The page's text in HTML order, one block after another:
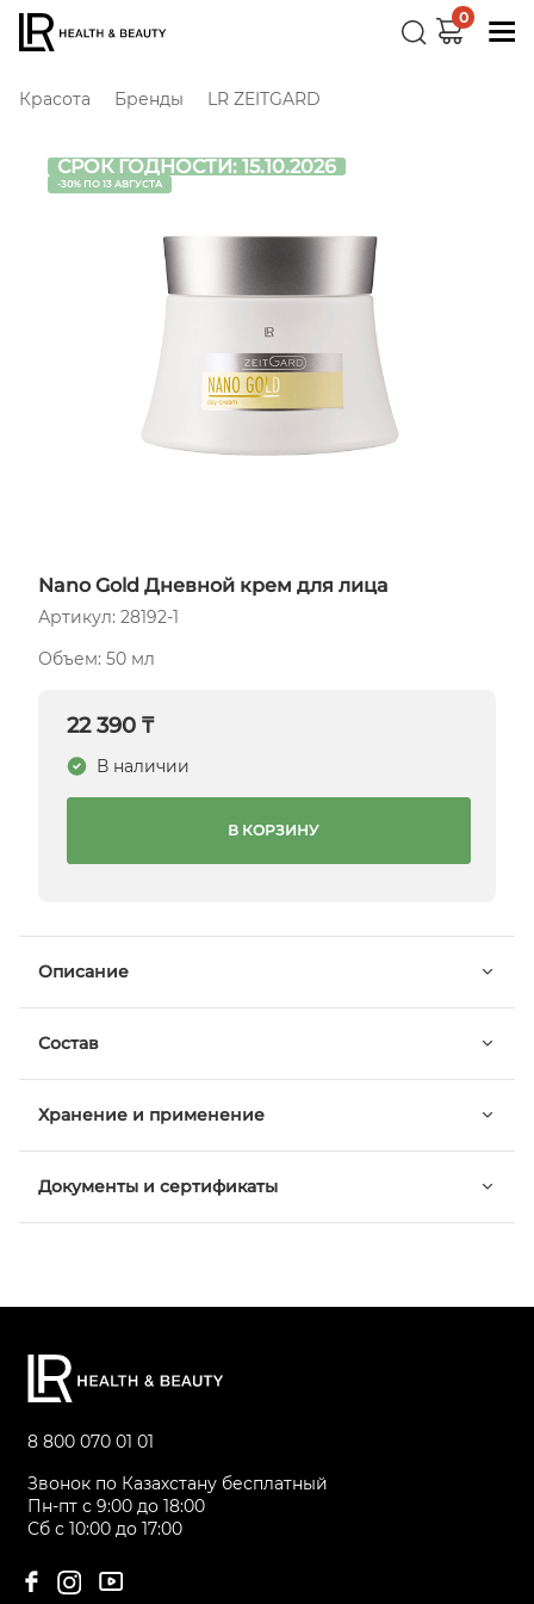
0
Красота Бренды LR ZEITGARD
СРОК ГОДНОСТИ: 15.10.2026
-30% ПО 13 АВГУСТА
Nano Gold Дневной крем для лица
Артикул: 28192-1
Объем: 50 мл
22 390 ₸
В наличии
В КОРЗИНУ
Описание
Состав
Хранение и применение
Документы и сертификаты
8 800 070 01 01
Звонок по Казахстану бесплатный
Пн-пт с 9:00 до 18:00
Сб с 10:00 до 17:00